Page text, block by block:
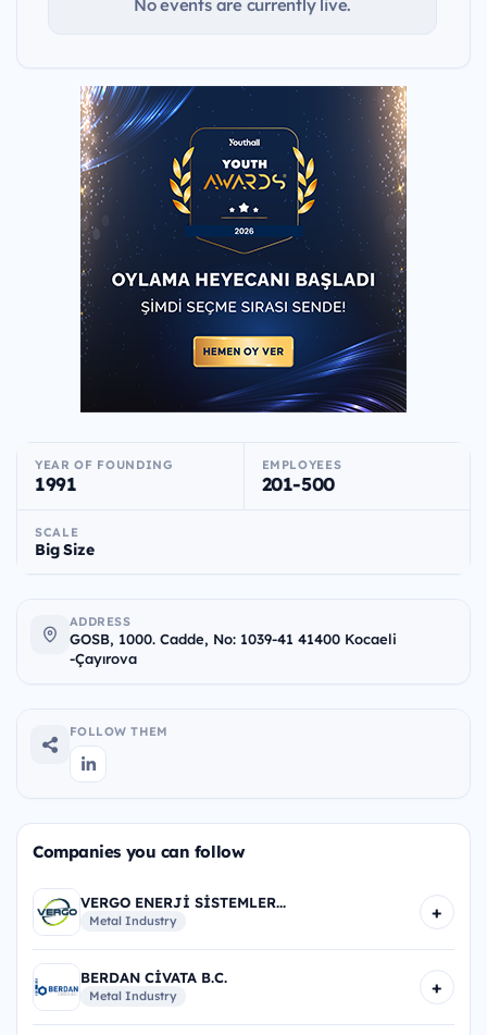
No events are currently live.
YEAR OF FOUNDING
1991
EMPLOYEES
201-500
SCALE
Big Size
ADDRESS
GOSB, 1000. Cadde, No: 1039-41 41400 Kocaeli
-Çayırova
FOLLOW THEM
Companies you can follow
VERGO ENERJİ SİSTEMLER...
Metal Industry +
BERDAN CİVATA B.C.
Metal Industry +